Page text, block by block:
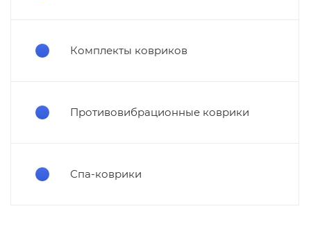
Комплекты ковриков
Противовибрационные коврики
Спа-коврики